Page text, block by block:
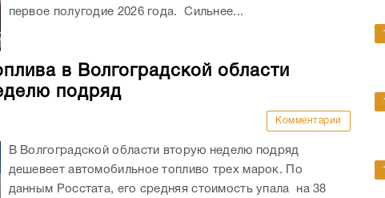
первое полугодие 2026 года. Сильнее...
в Волгоградской области
подряд
Комментарии
В Волгоградской области вторую неделю подряд
дешевеет автомобильное топливо трех марок. По
данным Росстата, его средняя стоимость упала на 38